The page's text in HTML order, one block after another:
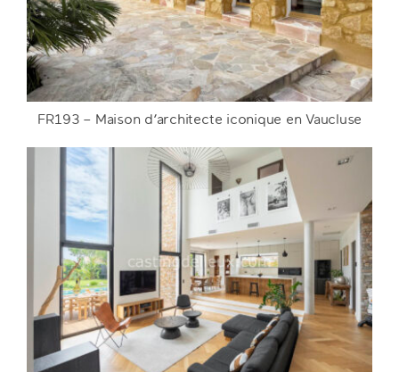
FR193 – Maison d’architecte iconique en
Vaucluse
DETAILS
FR193 – Maison d’architecte iconique en Vaucluse